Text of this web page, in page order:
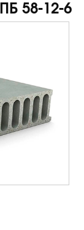
58-12-6